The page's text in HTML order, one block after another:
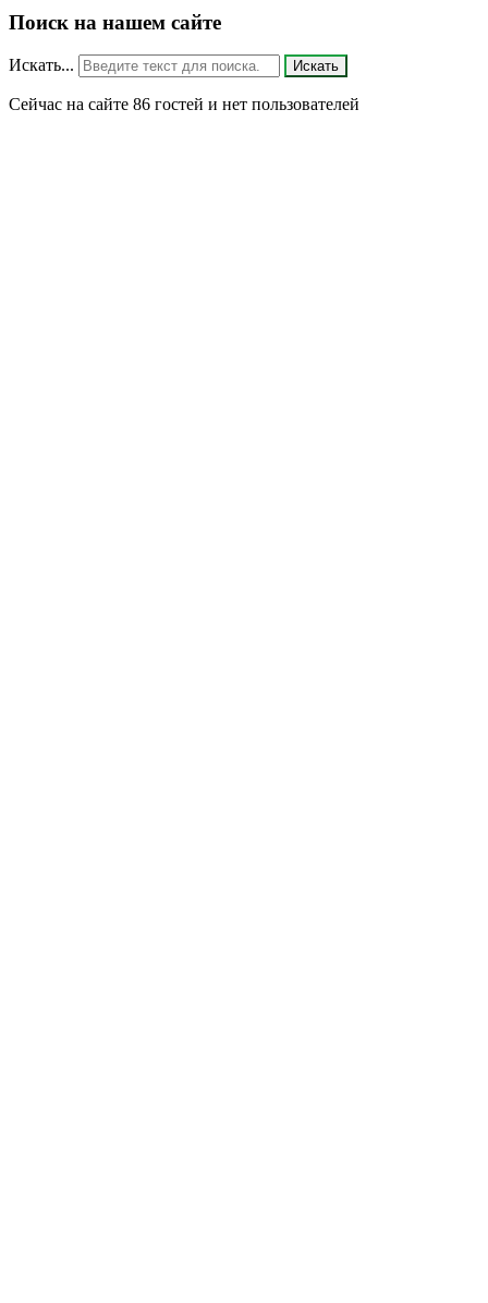
Поиск на нашем сайте
Искать... Искать
Сейчас на сайте 86 гостей и нет пользователей